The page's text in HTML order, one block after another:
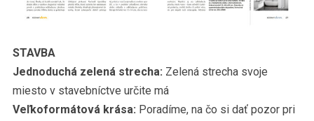
STAVBA
Jednoduchá zelená strecha: Zelená strecha svoje
miesto v stavebníctve určite má
Veľkoformátová krása: Poradíme, na čo si dať pozor pri